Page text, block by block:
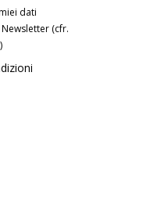
dati
(cfr.
)